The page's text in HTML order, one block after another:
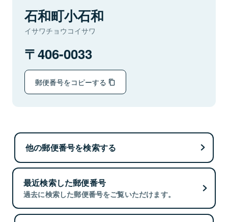
石和町小石和
イサワチョウコイサワ
406-0033
郵便番号をコピーする
他の郵便番号を検索する
最近検索した郵便番号
過去に検索した郵便番号をご覧いただけます。